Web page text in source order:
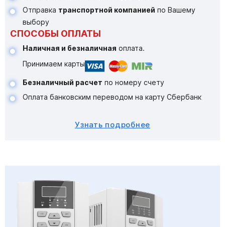
Отправка транспортной компанией по Вашему
выбору
СПОСОБЫ ОПЛАТЫ
Наличная и безналичная оплата.
Принимаем карты
Безналичный расчет по номеру счету
Оплата банковским переводом на карту Сбербанк
Узнать подробнее